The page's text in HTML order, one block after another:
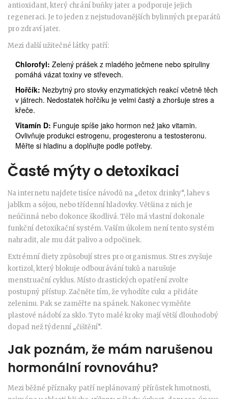
antioxidant, který chrání buňky jater a podporuje jejich
regeneraci. Je to jeden z nejstudovanějších bylinných preparátů
pro zdraví jater.
Mezi další užitečné látky patří:
Chlorofyl: Zelený prášek z mladého ječmene nebo spiruliny
pomáhá vázat toxiny ve střevech.
Hořčík: Nezbytný pro stovky enzymatických reakcí včetně těch
v játrech. Nedostatek hořčíku je velmi častý a zhoršuje stres a
křeče.
Vitamín D: Funguje spíše jako hormon než jako vitamin.
Ovlivňuje produkci estrogenu, progesteronu a testosteronu.
Měřte si hladinu a doplňujte podle potřeby.
Časté mýty o detoxikaci
Na internetu najdete tisíce návodů na „detox drinky“, lahev s
jablkm a sójou, nebo třídenní hladovky. Většina z nich je
neúčinná nebo dokonce škodlivá. Tělo má vlastní dokonale
funkční detoxikační systém. Vaším úkolem není tento systém
nahradit, ale mu dát palivo a odpočinek.
Extrémní diety způsobují stres pro organismus. Stres zvyšuje
kortizol, který blokuje odbourávání tuků a narušuje
menstruační cyklus. Místo drastických opatření zvolte
postupný přístup. Začněte tím, že vyhodíte cukr a přidáte
zeleninu. Pak se zaměřte na spánek. Nakonec vyměňte
plastové nádobí za sklo. Tyto malé kroky mají větší dlouhodobý
dopad než týdenní „čištění“.
Jak poznám, že mám narušenou
hormonální rovnováhu?
Mezi běžné příznaky patří neplánovaný přírůstek hmotnosti,